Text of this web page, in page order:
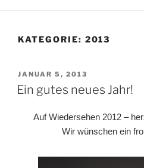
KATEGORIE: 2013
VERÖFFENTLICHT
AM
JANUAR 5, 2013
Ein gutes neues Jahr!
Auf Wiedersehen 2012 –
Wir wünschen ein